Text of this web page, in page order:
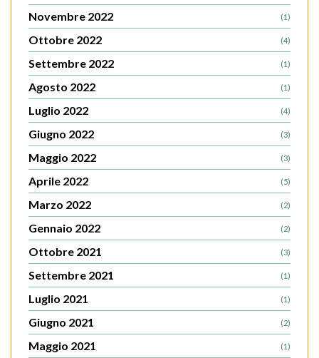
Novembre 2022 (1)
Ottobre 2022 (4)
Settembre 2022 (1)
Agosto 2022 (1)
Luglio 2022 (4)
Giugno 2022 (3)
Maggio 2022 (3)
Aprile 2022 (5)
Marzo 2022 (2)
Gennaio 2022 (2)
Ottobre 2021 (3)
Settembre 2021 (1)
Luglio 2021 (1)
Giugno 2021 (2)
Maggio 2021 (1)